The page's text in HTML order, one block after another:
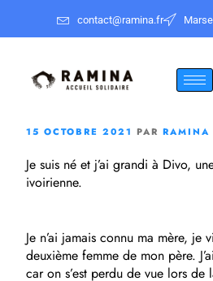
contact@ramina.fr
15 OCTOBRE 2021 PAR RAMINA
Je suis né et j’ai grandi à Divo,
ivoirienne.
Je n’ai jamais connu ma mère, je
deuxième femme de mon père.
car on s’est perdu de vue lors